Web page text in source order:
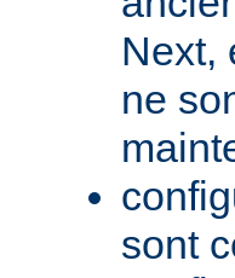
Next,
ne
sont